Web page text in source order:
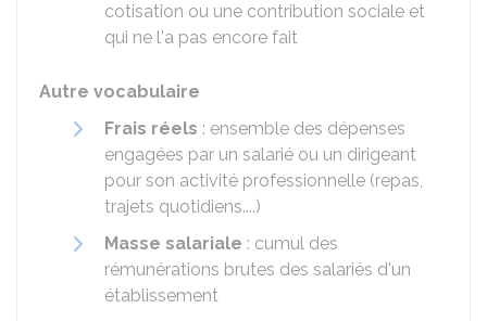
cotisation ou une contribution sociale et
qui ne l'a pas encore fait
Autre vocabulaire
Frais réels : ensemble des dépenses
engagées par un salarié ou un dirigeant
pour son activité professionnelle (repas,
trajets quotidiens....)
Masse salariale : cumul des
rémunérations brutes des salariés d'un
établissement